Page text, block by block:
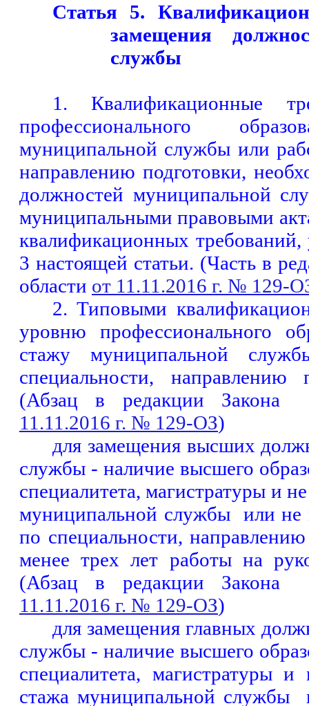
Статья 5.
замещения
службы
1. Квалификационные
профессионального
муниципальной службы или
направлению подготовки,
должностей муниципальной
муниципальными правовыми
квалификационных требований,
3 настоящей статьи. (Часть в
области от 11.11.2016 г. № 129-
2. Типовыми
уровню профессионального
стажу муниципальной
специальности, направлению
(Абзац в редакции Закона
11.11.2016 г. № 129-ОЗ)
для замещения высших
службы - наличие высшего
специалитета, магистратуры и
муниципальной службы
или не
по специальности,
менее трех лет работы на
(Абзац в редакции Закона
11.11.2016 г. № 129-ОЗ)
для замещения главных
службы - наличие высшего
специалитета, магистратуры и
стажа муниципальной службы